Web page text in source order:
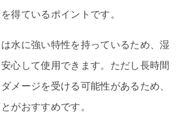
得ているポイントです。
水に強い特性を持っているため、湿
心して使用できます。ただし長時間
メージを受ける可能性があるため、
がおすすめです。